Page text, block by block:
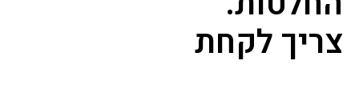
צריך לקחת